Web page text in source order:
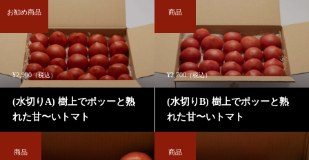
¥2,900（税込）
(水切りA) 樹上でポッーと熟
れた甘〜いトマト
お勧め商品
¥2,700（税込）
(水切りB) 樹上でポッーと熟
れた甘〜いトマト
商品
商品 商品